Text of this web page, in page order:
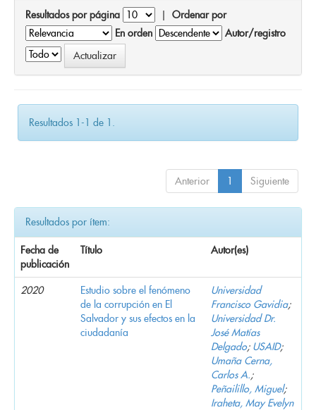
Resultados por página | Ordenar por
En orden
Autor/registro
Resultados 1-1 de 1.
Anterior 1 Siguiente
Resultados por ítem:
Fecha de
publicación
Título Autor(es)
2020
Estudio sobre el fenómeno
de la corrupción en El
Salvador y sus efectos en la
ciudadanía
Universidad
Francisco Gavidia;
Universidad Dr.
José Matías
Delgado; USAID;
Umaña Cerna,
Carlos A.;
Peñailillo, Miguel;
Iraheta, May Evelyn